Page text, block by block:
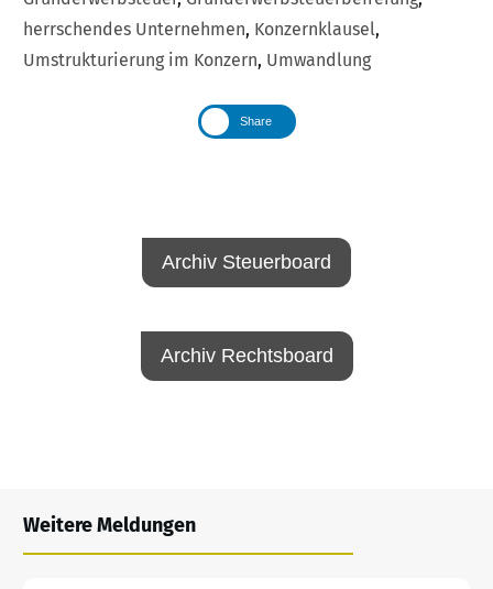
herrschendes Unternehmen, Konzernklausel,
Umstrukturierung im Konzern, Umwandlung
Share
Archiv Steuerboard
Archiv Rechtsboard
Weitere Meldungen